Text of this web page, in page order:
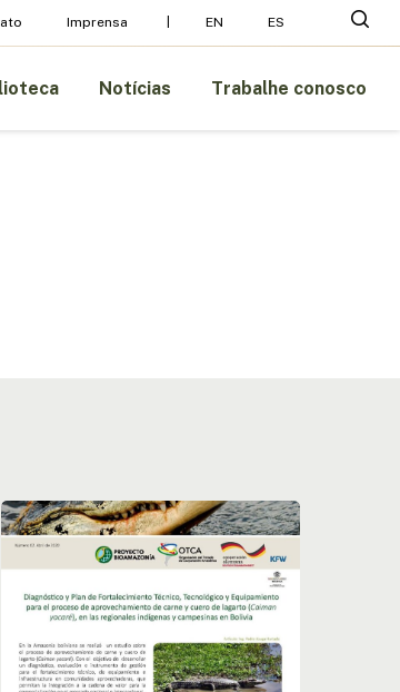
Imprensa EN ES
Notícias Trabalhe conosco
Boletim
nº2
Menu